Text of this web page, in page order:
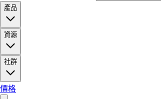
產品
資源
社群
價格